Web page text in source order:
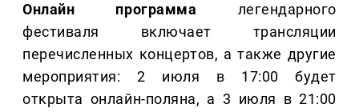
Онлайн программа легендарного
фестиваля включает трансляции
перечисленных концертов, а также другие
мероприятия: 2 июля в 17:00 будет
открыта онлайн-поляна, а 3 июля в 21:00